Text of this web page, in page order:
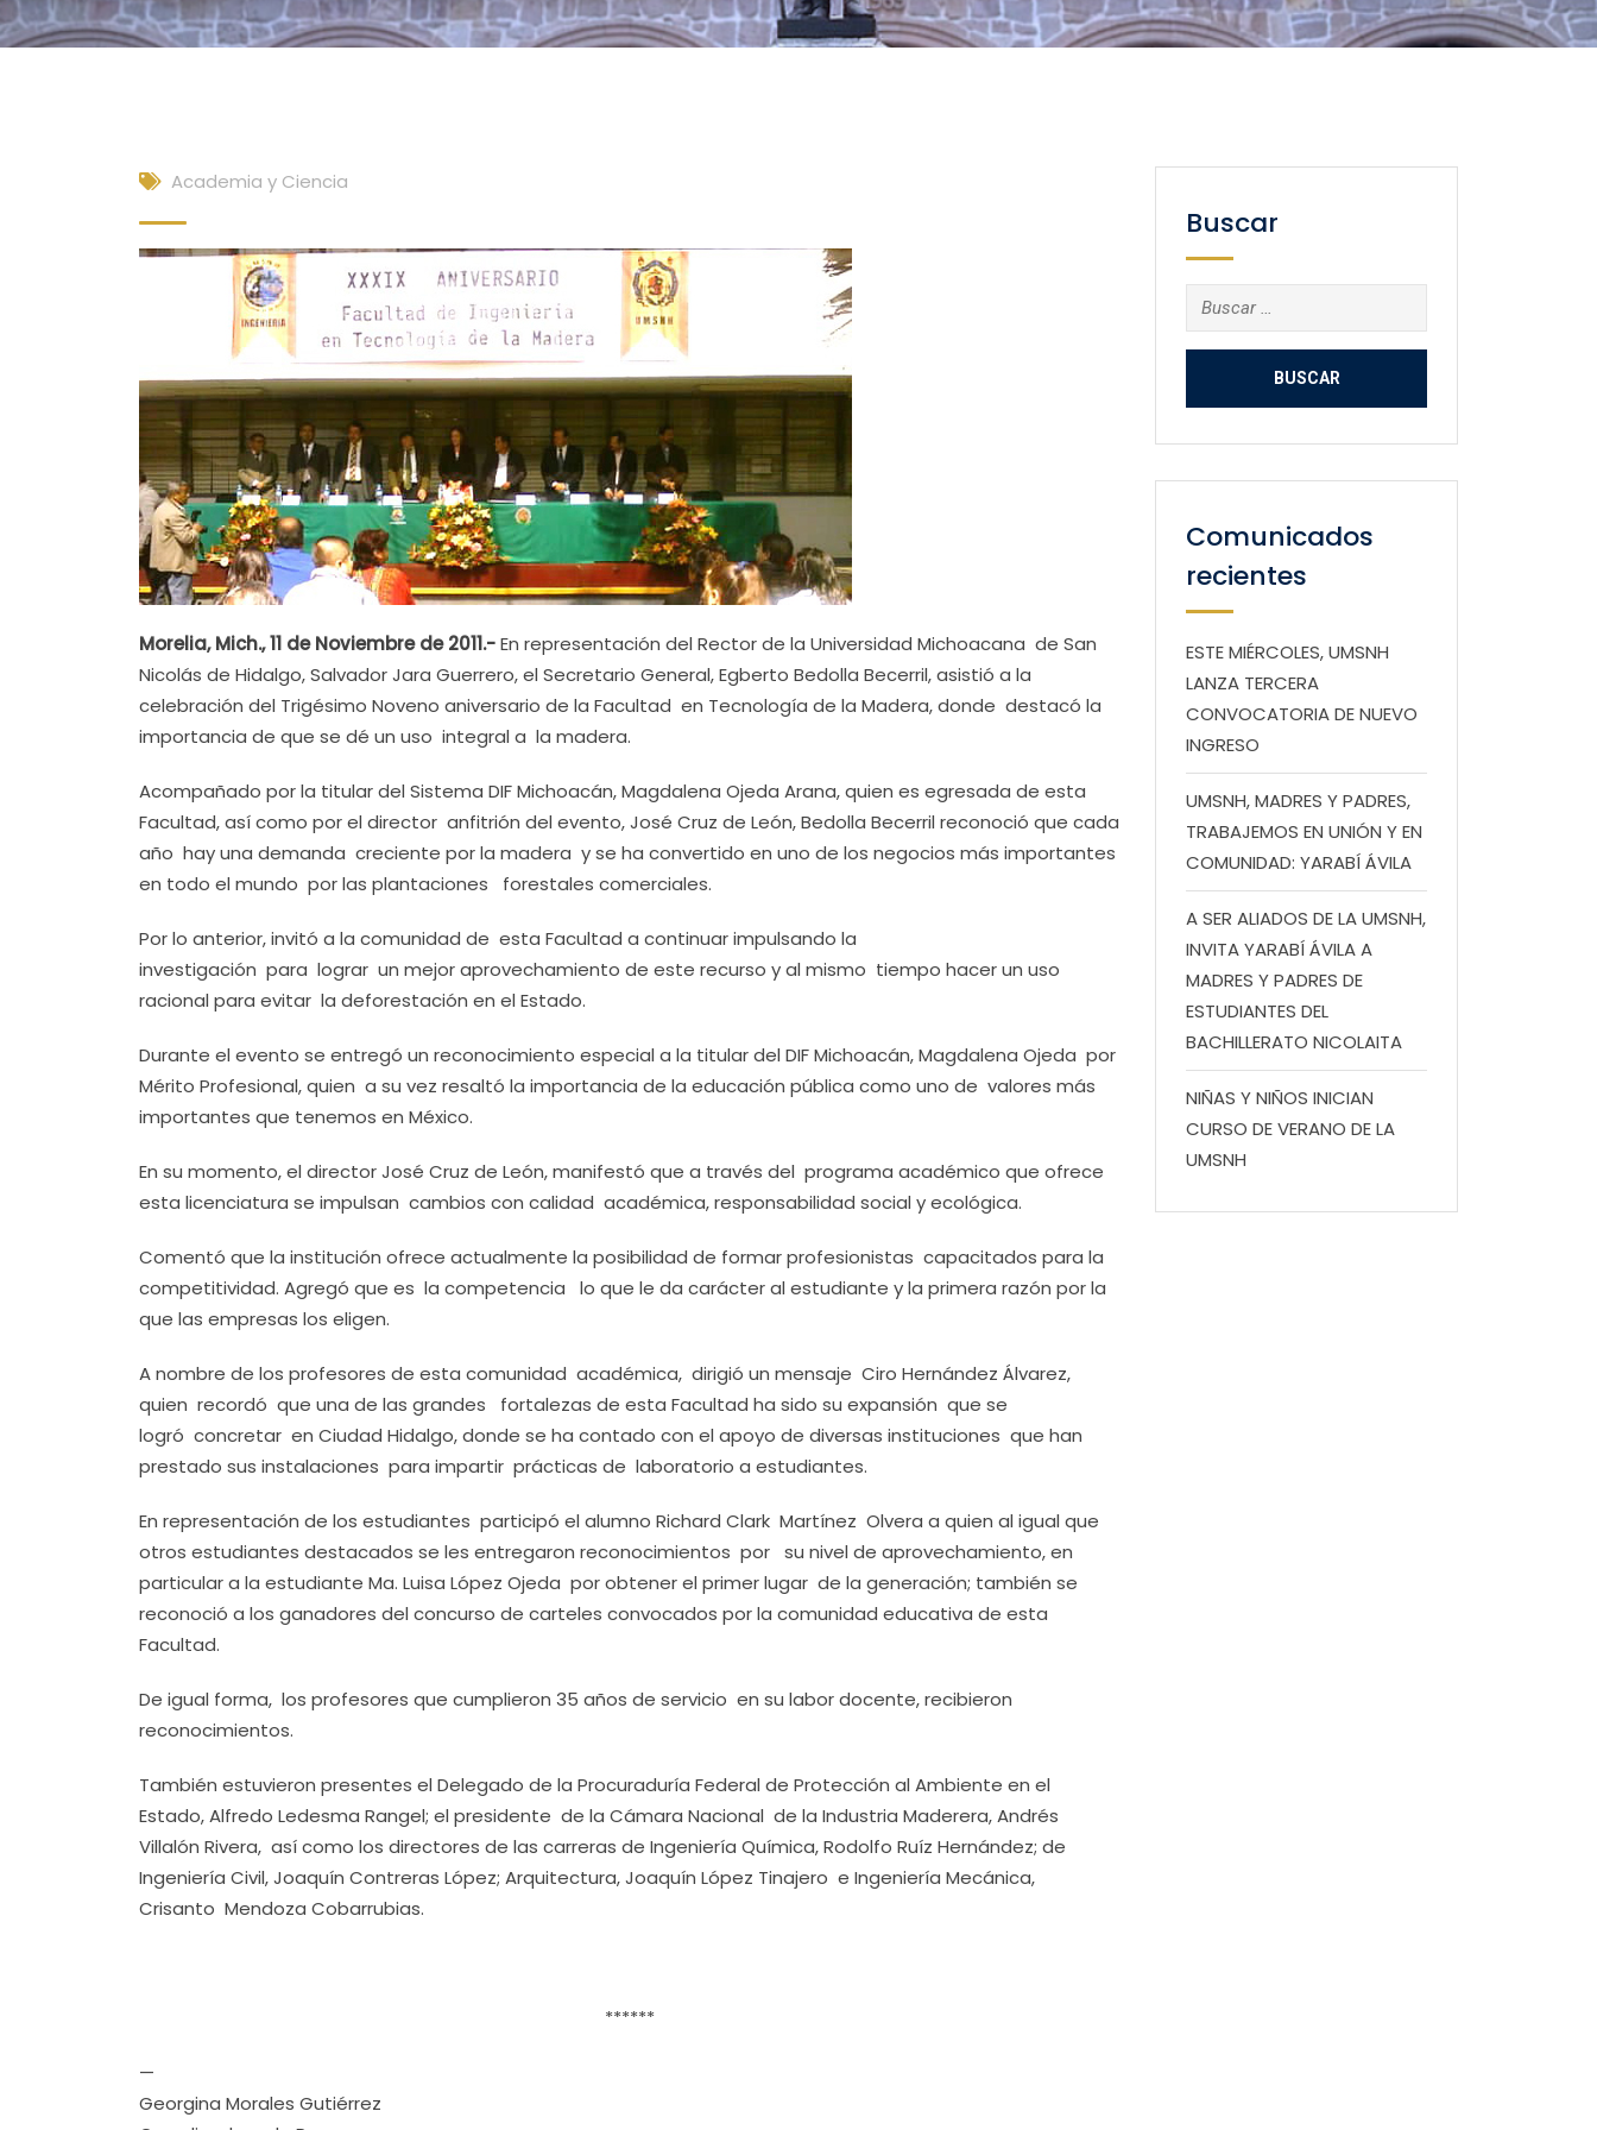
Academia y Ciencia
Morelia, Mich., 11 de Noviembre de 2011.-En representación del Rector de la Universidad Michoacana de San
Nicolás de Hidalgo, Salvador Jara Guerrero, el Secretario General, Egberto Bedolla Becerril, asistió a la
celebración del Trigésimo Noveno aniversario de la Facultad en Tecnología de la Madera, donde destacó la
importancia de que se dé un uso integral a la madera.
Acompañado por la titular del Sistema DIF Michoacán, Magdalena Ojeda Arana, quien es egresada de esta
Facultad, así como por el director anfitrión del evento, José Cruz de León, Bedolla Becerril reconoció que cada
año hay una demanda creciente por la madera y se ha convertido en uno de los negocios más importantes
en todo el mundo por las plantaciones forestales comerciales.
Por lo anterior, invitó a la comunidad de esta Facultad a continuar impulsando la
investigación para lograr un mejor aprovechamiento de este recurso y al mismo tiempo hacer un uso
racional para evitar la deforestación en el Estado.
Durante el evento se entregó un reconocimiento especial a la titular del DIF Michoacán, Magdalena Ojeda por
Mérito Profesional, quien a su vez resaltó la importancia de la educación pública como uno de valores más
importantes que tenemos en México.
En su momento, el director José Cruz de León, manifestó que a través del programa académico que ofrece
esta licenciatura se impulsan cambios con calidad académica, responsabilidad social y ecológica.
Comentó que la institución ofrece actualmente la posibilidad de formar profesionistas capacitados para la
competitividad. Agregó que es la competencia lo que le da carácter al estudiante y la primera razón por la
que las empresas los eligen.
A nombre de los profesores de esta comunidad académica, dirigió un mensaje Ciro Hernández Álvarez,
quien recordó que una de las grandes fortalezas de esta Facultad ha sido su expansión que se
logró concretar en Ciudad Hidalgo, donde se ha contado con el apoyo de diversas instituciones que han
prestado sus instalaciones para impartir prácticas de laboratorio a estudiantes.
En representación de los estudiantes participó el alumno Richard Clark Martínez Olvera a quien al igual que
otros estudiantes destacados se les entregaron reconocimientos por su nivel de aprovechamiento, en
particular a la estudiante Ma. Luisa López Ojeda por obtener el primer lugar de la generación; también se
reconoció a los ganadores del concurso de carteles convocados por la comunidad educativa de esta
Facultad.
De igual forma, los profesores que cumplieron 35 años de servicio en su labor docente, recibieron
reconocimientos.
También estuvieron presentes el Delegado de la Procuraduría Federal de Protección al Ambiente en el
Estado, Alfredo Ledesma Rangel; el presidente de la Cámara Nacional de la Industria Maderera, Andrés
Villalón Rivera, así como los directores de las carreras de Ingeniería Química, Rodolfo Ruíz Hernández; de
Ingeniería Civil, Joaquín Contreras López; Arquitectura, Joaquín López Tinajero e Ingeniería Mecánica,
Crisanto Mendoza Cobarrubias.
******
—
Georgina Morales Gutiérrez
Buscar
Buscar:
Comunicados
recientes
ESTE MIÉRCOLES, UMSNH
LANZA TERCERA
CONVOCATORIA DE NUEVO
INGRESO
UMSNH, MADRES Y PADRES,
TRABAJEMOS EN UNIÓN Y EN
COMUNIDAD: YARABÍ ÁVILA
A SER ALIADOS DE LA UMSNH,
INVITA YARABÍ ÁVILA A
MADRES Y PADRES DE
ESTUDIANTES DEL
BACHILLERATO NICOLAITA
NIÑAS Y NIÑOS INICIAN
CURSO DE VERANO DE LA
UMSNH